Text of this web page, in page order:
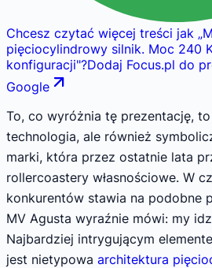
Chcesz czytać więcej treści jak „
pięciocylindrowy silnik. Moc 240
konfiguracji"?Dodaj Focus.pl do
Google
To, co wyróżnia tę prezentację,
technologia, ale również
marki, która przez ostatnie lata
rollercoastery własnościowe. W
konkurentów stawia na podobne
MV Agusta wyraźnie mówi: my
Najbardziej intrygującym
jest nietypowa architektura